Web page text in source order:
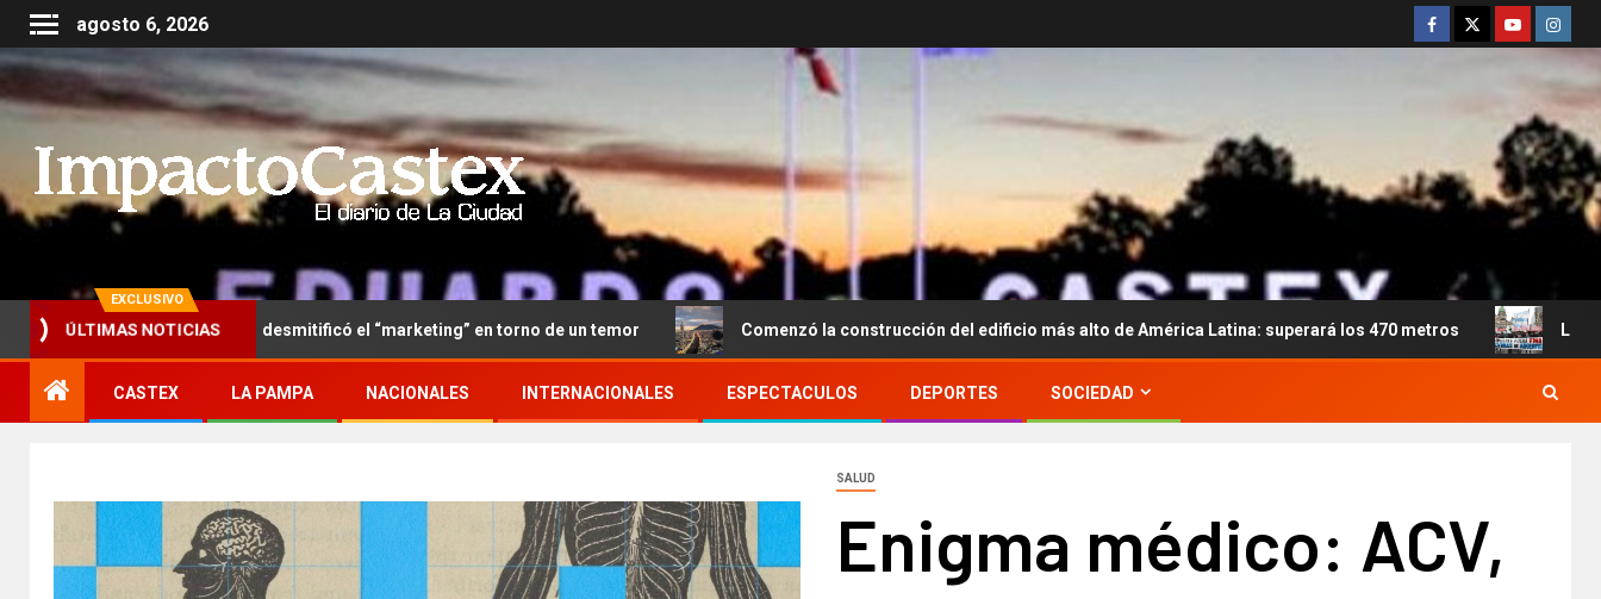
agosto 6, 2026
EXCLUSIVO
ÚLTIMAS NOTICIAS
meteorólogo desmitificó el “marketing” en torno de un temor Comenzó la construcción del edificio más alto de América Latina: superará los 470 metros Ley de propiedad
CASTEX LA PAMPA NACIONALES INTERNACIONALES ESPECTACULOS DEPORTES SOCIEDAD
SALUD
Enigma médico: ACV,